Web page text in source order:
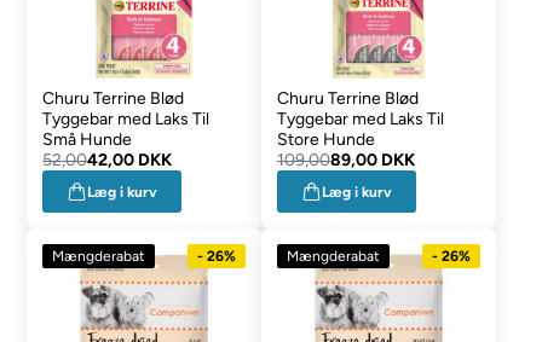
Churu Terrine Blød
Tyggebar med Laks Til
Små Hunde
52,0042,00 DKK
Læg i kurv
Churu Terrine Blød
Tyggebar med Laks Til
Store Hunde
109,0089,00 DKK
Læg i kurv
Mængderabat - 26% Mængderabat - 26%